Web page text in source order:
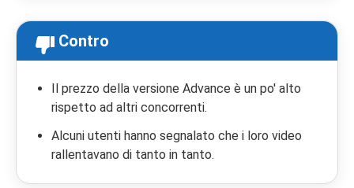
Contro
Il prezzo della versione Advance è un po' alto
rispetto ad altri concorrenti.
Alcuni utenti hanno segnalato che i loro video
rallentavano di tanto in tanto.